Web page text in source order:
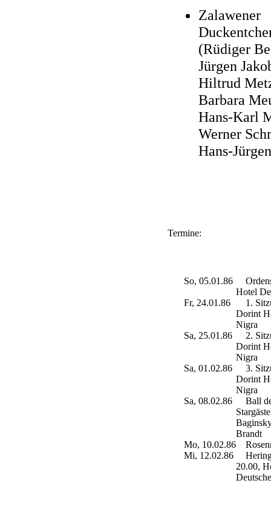
Zalawener
(Rüdiger
Jürgen
Hiltrud
Barbara
Hans-Karl
Werner
Hans-
Termine:
So, 05.01.86
Hotel
Fr, 24.01.86
1.
Dorint
Nigra
Sa, 25.01.86
2.
Dorint
Nigra
Sa, 01.02.86
3.
Dorint
Nigra
Sa, 08.02.86
Ball
Brandt
Mo, 10.02.86
Mi, 12.02.86
20.00,